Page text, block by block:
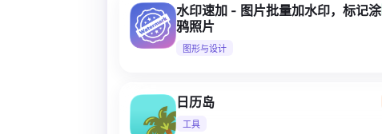
水印速加 - 图片批量加水印，标记涂
鸦照片
图形与设计
日历岛
工具